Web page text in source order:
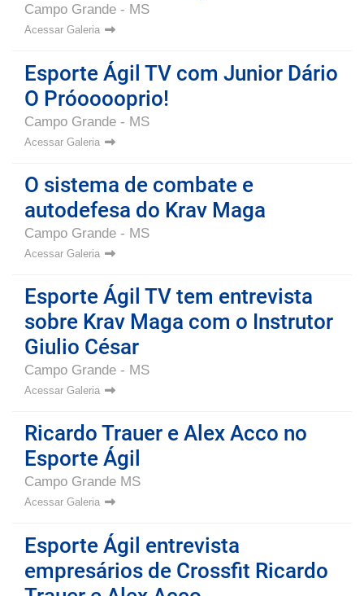
Campo Grande - MS
Acessar Galeria
Esporte Ágil TV com Junior Dário
O Próooooprio!
Campo Grande - MS
Acessar Galeria
O sistema de combate e
autodefesa do Krav Maga
Campo Grande - MS
Acessar Galeria
Esporte Ágil TV tem entrevista
sobre Krav Maga com o Instrutor
Giulio César
Campo Grande - MS
Acessar Galeria
Ricardo Trauer e Alex Acco no
Esporte Ágil
Campo Grande MS
Acessar Galeria
Esporte Ágil entrevista
empresários de Crossfit Ricardo